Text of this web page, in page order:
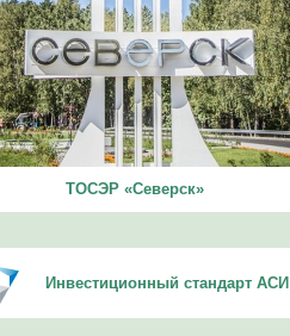
ТОСЭР «Северск»
Инвестиционный стандарт АСИ